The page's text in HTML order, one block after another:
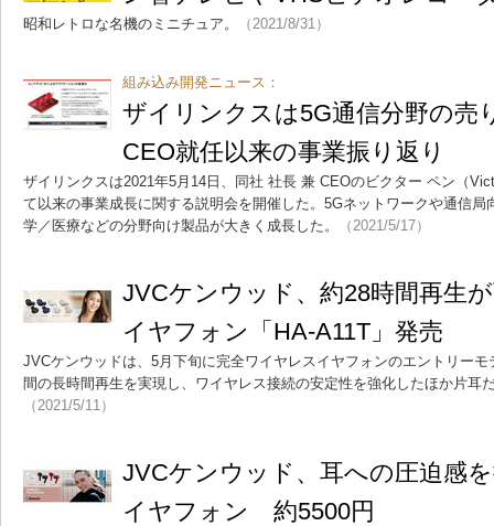
昭和レトロな名機のミニチュア。 （2021/8/31）
組み込み開発ニュース：
ザイリンクスは5G通信分野の売
CEO就任以来の事業振り返り
ザイリンクスは2021年5月14日、同社 社長 兼 CEOのビクター ペン（
て以来の事業成長に関する説明会を開催した。5Gネットワークや通信局
学／医療などの分野向け製品が大きく成長した。
（2021/5/17）
JVCケンウッド、約28時間再生
イヤフォン「HA-A11T」発売
JVCケンウッドは、5月下旬に完全ワイヤレスイヤフォンのエントリー
間の長時間再生を実現し、ワイヤレス接続の安定性を強化したほか片耳
（2021/5/11）
JVCケンウッド、耳への圧迫感
イヤフォン 約5500円